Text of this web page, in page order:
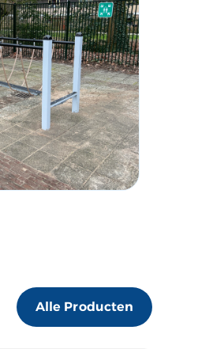
Alle Producten